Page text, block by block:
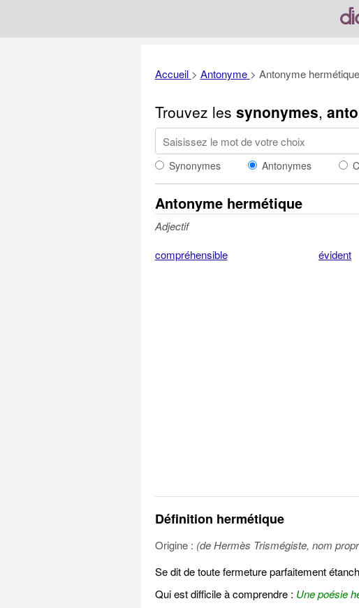
Accueil > Antonyme > Antonyme hermétique
Trouvez les synonymes,
Synonymes Antonymes
Antonyme hermétique
Adjectif
compréhensible
évident
Définition hermétique
Origine : (de Hermès Trismégiste, nom
Se dit de toute fermeture parfaitement
Qui est difficile à comprendre : Une poésie